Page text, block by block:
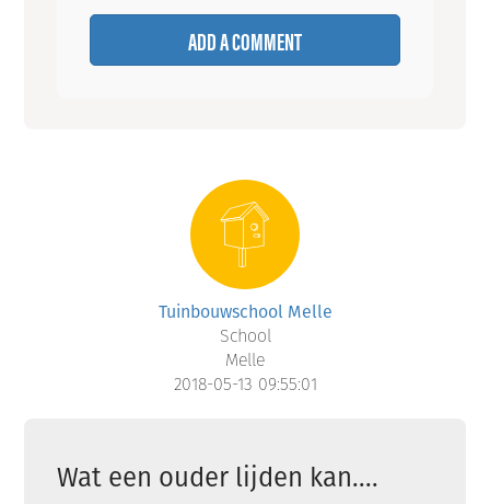
ADD A COMMENT
Tuinbouwschool Melle
School
Melle
2018-05-13 09:55:01
Wat een ouder lijden kan....